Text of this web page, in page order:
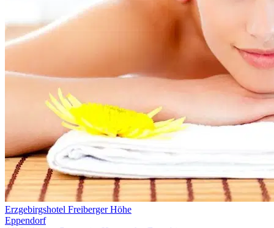
Erzgebirgshotel Freiberger Höhe
Eppendorf